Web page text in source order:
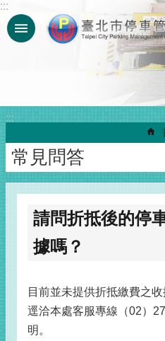
跳到主要內容區塊
:::
:::
常見問答
請問折抵後的停
據嗎？
目前並未提供折抵繳費之
逕洽本處客服專線（02）
明。